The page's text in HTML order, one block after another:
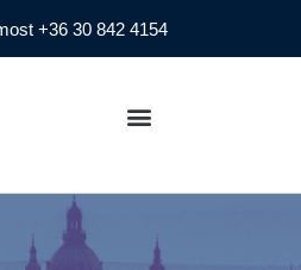
+36 30 842 4154